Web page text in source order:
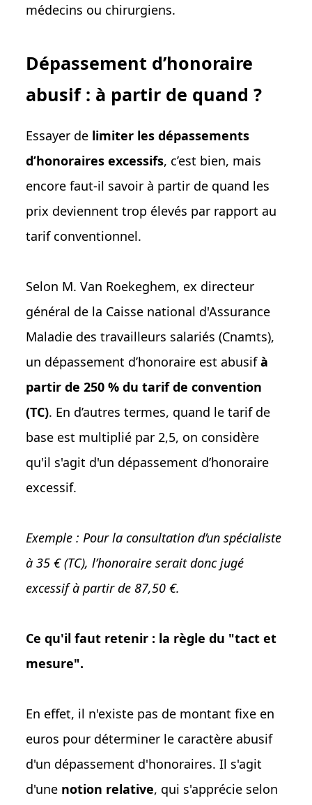
médecins ou chirurgiens.
Dépassement d’honoraire
abusif : à partir de quand ?
Essayer de limiter les dépassements
d’honoraires excessifs, c’est bien, mais
encore faut-il savoir à partir de quand les
prix deviennent trop élevés par rapport au
tarif conventionnel.
Selon M. Van Roekeghem, ex directeur
général de la Caisse national d'Assurance
Maladie des travailleurs salariés (Cnamts),
un dépassement d’honoraire est abusifà
partir de 250 % du tarif de convention
(TC). En d’autres termes, quand le tarif de
base est multiplié par 2,5, on considère
qu'il s'agit d'un dépassement d’honoraire
excessif.
Exemple : Pour la consultation d’un spécialiste
à 35 € (TC), l’honoraire serait donc jugé
excessif à partir de 87,50 €.
Ce qu'il faut retenir : la règle du "tact et
mesure".
En effet, il n'existe pas de montant fixe en
euros pour déterminer le caractère abusif
d'un dépassement d'honoraires. Il s'agit
d'une notion relative, qui s'apprécie selon